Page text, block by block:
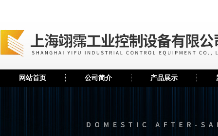
网站首页 公司简介 产品展示